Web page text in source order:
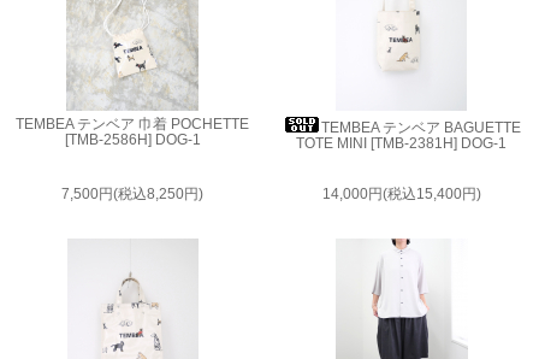
TEMBEA テンベア 巾着 POCHETTE
[TMB-2586H] DOG-1
7,500円(税込8,250円)
TEMBEA テンベア BAGUETTE
TOTE MINI [TMB-2381H] DOG-1
14,000円(税込15,400円)